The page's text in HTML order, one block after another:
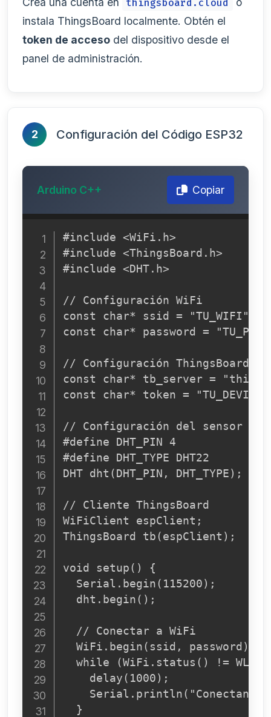
thingsboard.cloud
instala ThingsBoard localmente. Obtén el
token de acceso del dispositivo desde el
panel de administración.
2 Configuración del Código ESP32
Arduino C++ Copiar
#include <WiFi.h>
#include <ThingsBoard.h>
#include <DHT.h>
// Configuración WiFi
const char* ssid = "TU_WIFI";
const char* password =
// Configuración ThingsBoard
const char* tb_server =
const char* token =
// Configuración del sensor
#define DHT_PIN 4
#define DHT_TYPE DHT22
DHT dht(DHT_PIN, DHT_TYPE);
// Cliente ThingsBoard
WiFiClient espClient;
ThingsBoard tb(espClient);
void setup() {
  Serial.begin(115200);
  dht.begin();
  // Conectar a WiFi
  WiFi.begin(ssid, password);
while (WiFi.status() !=
    delay(1000);
Serial.println("Conectando
  }